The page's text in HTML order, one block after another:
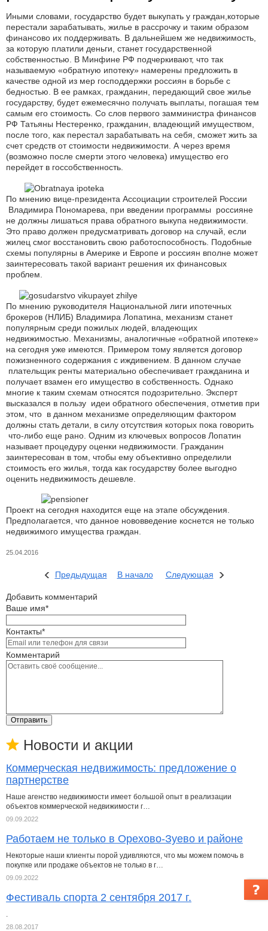
Иными словами, государство будет выкупать у граждан,которые
перестали зарабатывать, жилье в рассрочку и таким образом
финансово их поддерживать. В дальнейшем же недвижимость,
за которую платили деньги, станет государственной
собственностью. В Минфине РФ подчеркивают, что так
называемую «обратную ипотеку» намерены предложить в
качестве одной из мер господдержки россиян в борьбе с
бедностью. В ее рамках, гражданин, передающий свое жилье
государству, будет ежемесячно получать выплаты, погашая тем
самым его стоимость. Со слов первого замминистра финансов
РФ Татьяны Нестеренко, гражданин, владеющий имуществом,
после того, как перестал зарабатывать на себя, сможет жить за
счет средств от стоимости недвижимости. А через время
(возможно после смерти этого человека) имущество его
перейдет в госсобственность.
По мнению вице-президента Ассоциации строителей России
Владимира Пономарева, при введении программы россияне
не должны лишаться права обратного выкупа недвижимости.
Это право должен предусматривать договор на случай, если
жилец смог восстановить свою работоспособность. Подобные
схемы популярны в Америке и Европе и россиян вполне может
заинтересовать такой вариант решения их финансовых
проблем.
По мнению руководителя Национальной лиги ипотечных
брокеров (НЛИБ) Владимира Лопатина, механизм станет
популярным среди пожилых людей, владеющих
недвижимостью. Механизмы, аналогичные «обратной ипотеке»
на сегодня уже имеются. Примером тому является договор
пожизненного содержания с иждивением. В данном случае
плательщик ренты материально обеспечивает гражданина и
получает взамен его имущество в собственность. Однако
многие к таким схемам относятся подозрительно. Эксперт
высказался в пользу идеи обратного обеспечения, отметив при
этом, что в данном механизме определяющим фактором
должны стать детали, в силу отсутствия которых пока говорить
что-либо еще рано. Одним из ключевых вопросов Лопатин
называет процедуру оценки недвижимости. Гражданин
заинтересован в том, чтобы ему объективно определили
стоимость его жилья, тогда как государству более выгодно
оценить недвижимость дешевле.
Проект на сегодня находится еще на этапе обсуждения.
Предполагается, что данное нововведение коснется не только
недвижимого имущества граждан.
25.04.2016
Предыдущая В начало Следующая
Добавить комментарий
Ваше имя*
Контакты*
Комментарий
Отправить
Новости и акции
Коммерческая недвижимость: предложение о
партнерстве
Наше агенство недвижимости имеет большой опыт в реализации
объектов коммерческой недвижимости г…
09.09.2022
Работаем не только в Орехово-Зуево и районе
Некоторые наши клиенты порой удивляются, что мы можем помочь в
покупке или продаже объектов не только в г…
09.09.2022
Фестиваль спорта 2 сентября 2017 г.
.
28.08.2017